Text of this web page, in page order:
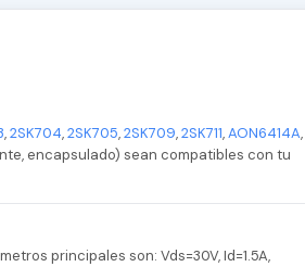
,2SK704,2SK705,2SK709,2SK711,AON6414A,
encapsulado) sean compatibles con tu
principales son: Vds=30V, Id=1.5A,